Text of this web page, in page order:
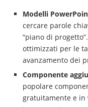
Modelli
cercare parole
“piano di
ottimizzati per le
avanzamento dei
Componente
popolare
gratuitamente e in